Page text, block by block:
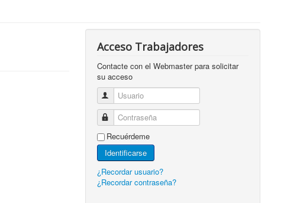
Acceso Trabajadores
Contacte con el Webmaster para solicitar
su acceso
Usuario
Contraseña
Recuérdeme
Identificarse
¿Recordar usuario?
¿Recordar contraseña?